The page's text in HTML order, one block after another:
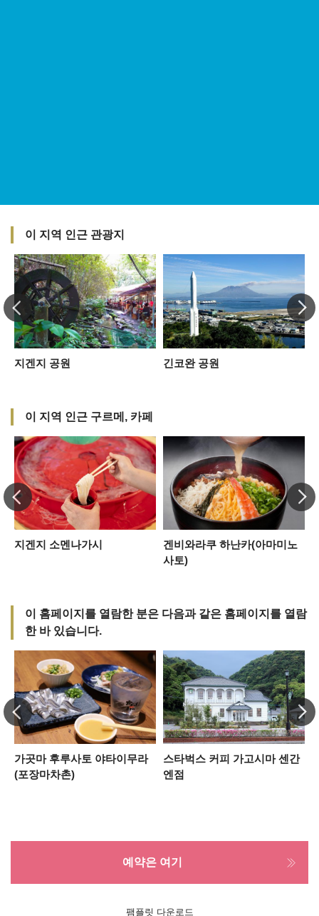
이 지역 인근 관광지
지겐지 공원 긴코완 공원
이 지역 인근 구르메, 카페
지겐지 소멘나가시
겐비와라쿠 하난카(아마미노
사토)
이 홈페이지를 열람한 분은 다음과 같은 홈페이지를 열람
한 바 있습니다.
가곳마 후루사토 야타이무라
(포장마차촌)
스타벅스 커피 가고시마 센간
엔점
예약은 여기
팸플릿 다운로드